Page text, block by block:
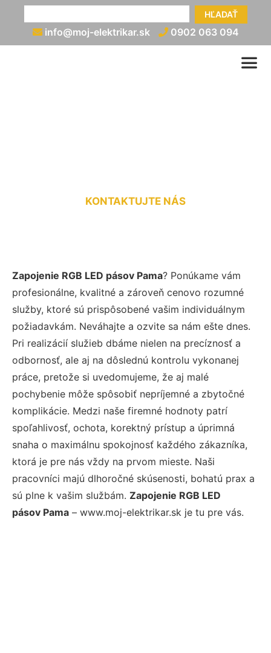
HĽADAŤ
info@moj-elektrikar.sk 0902 063 094
KONTAKTUJTE NÁS
Zapojenie RGB LED pásov Pama? Ponúkame vám
profesionálne, kvalitné a zároveň cenovo rozumné
služby, ktoré sú prispôsobené vašim individuálnym
požiadavkám. Neváhajte a ozvite sa nám ešte dnes.
Pri realizácií služieb dbáme nielen na precíznosť a
odbornosť, ale aj na dôslednú kontrolu vykonanej
práce, pretože si uvedomujeme, že aj malé
pochybenie môže spôsobiť nepríjemné a zbytočné
komplikácie. Medzi naše firemné hodnoty patrí
spoľahlivosť, ochota, korektný prístup a úprimná
snaha o maximálnu spokojnosť každého zákazníka,
ktorá je pre nás vždy na prvom mieste. Naši
pracovníci majú dlhoročné skúsenosti, bohatú prax a
sú plne k vašim službám. Zapojenie RGB LED
pásov Pama – www.moj-elektrikar.sk je tu pre vás.